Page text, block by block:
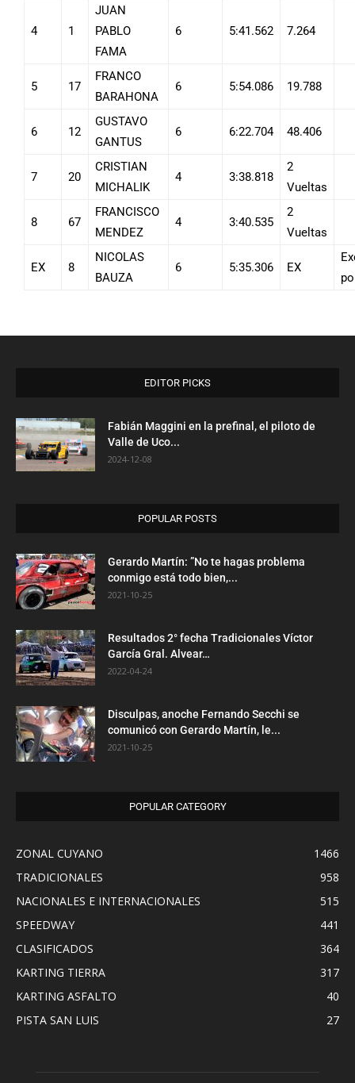
4 1
JUAN
PABLO
FAMA
6 5:41.562 7.264
5 17
FRANCO
BARAHONA
6 5:54.086 19.788
6 12
GUSTAVO
GANTUS
6 6:22.704 48.406
7 20
CRISTIAN
MICHALIK
4 3:38.818
2
Vueltas
8 67
FRANCISCO
MENDEZ
4 3:40.535
2
Vueltas
EX 8
NICOLAS
BAUZA
6 5:35.306 EX
EDITOR PICKS
Fabián Maggini en la prefinal, el piloto de
Valle de Uco...
2024-12-08
POPULAR POSTS
Gerardo Martín: ”No te hagas problema
conmigo está todo bien,...
2021-10-25
Resultados 2° fecha Tradicionales Víctor
García Gral. Alvear…
2022-04-24
Disculpas, anoche Fernando Secchi se
comunicó con Gerardo Martín, le...
2021-10-25
POPULAR CATEGORY
ZONAL CUYANO
1466
TRADICIONALES
958
NACIONALES E INTERNACIONALES
515
SPEEDWAY
441
CLASIFICADOS
364
KARTING TIERRA
317
KARTING ASFALTO
40
PISTA SAN LUIS
27